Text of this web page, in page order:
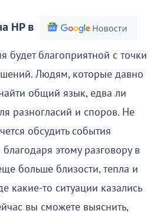
НР в
будет благоприятной с точки
Людям, которые давно
общий язык, едва ли
разногласий и споров. Не
обсудить события
этому разговору в
больше близости, тепла и
какие-то ситуации казались
вы сможете выяснить,